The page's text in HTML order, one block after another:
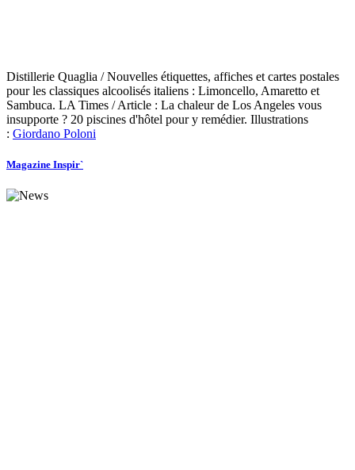
Distillerie Quaglia / Nouvelles étiquettes, affiches et cartes postales
pour les classiques alcoolisés italiens : Limoncello, Amaretto et
Sambuca. LA Times / Article : La chaleur de Los Angeles vous
insupporte ? 20 piscines d'hôtel pour y remédier. Illustrations
: Giordano Poloni
Magazine Inspir`